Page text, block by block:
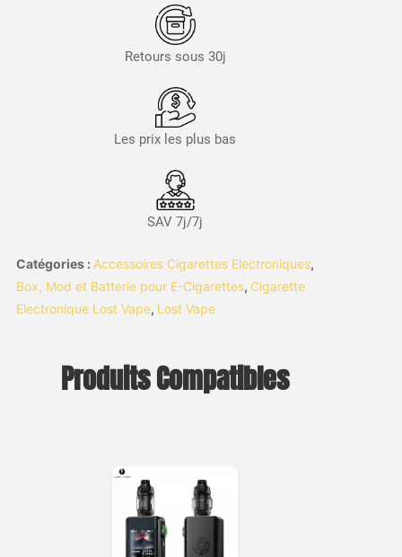
Retours sous 30j
Les prix les plus bas
SAV 7j/7j
Catégories : Accessoires Cigarettes Electroniques,
Box, Mod et Batterie pour E-Cigarettes, Cigarette
Electronique Lost Vape, Lost Vape
Produits Compatibles